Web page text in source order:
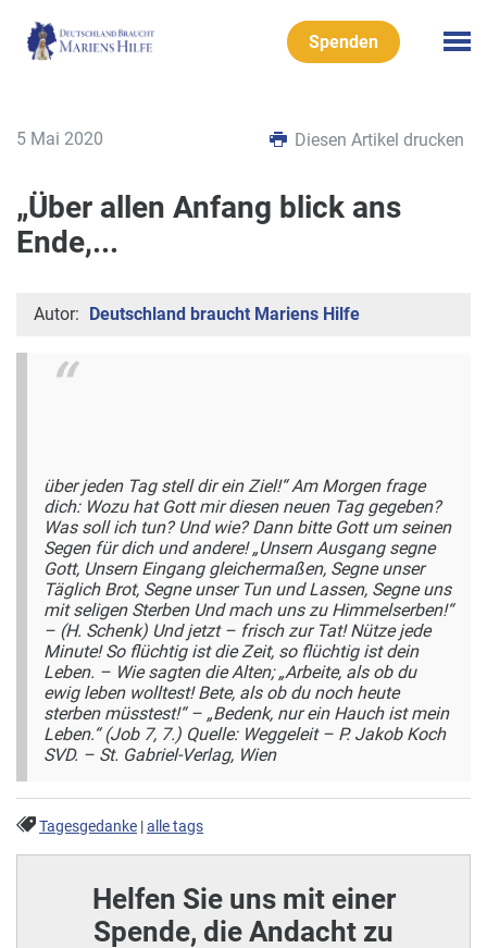
Spenden
5 Mai 2020 Diesen Artikel drucken
„Über allen Anfang blick ans
Ende,...
Autor: Deutschland braucht Mariens Hilfe
über jeden Tag stell dir ein Ziel!“ Am Morgen frage
dich: Wozu hat Gott mir diesen neuen Tag gegeben?
Was soll ich tun? Und wie? Dann bitte Gott um seinen
Segen für dich und andere! „Unsern Ausgang segne
Gott, Unsern Eingang gleichermaßen, Segne unser
Täglich Brot, Segne unser Tun und Lassen, Segne uns
mit seligen Sterben Und mach uns zu Himmelserben!“
– (H. Schenk) Und jetzt – frisch zur Tat! Nütze jede
Minute! So flüchtig ist die Zeit, so flüchtig ist dein
Leben. – Wie sagten die Alten;„Arbeite, als ob du
ewig leben wolltest! Bete, als ob du noch heute
sterben müsstest!“ – „Bedenk, nur ein Hauch ist mein
Leben.“ (Job 7, 7.) Quelle: Weggeleit – P. Jakob Koch
SVD. – St. Gabriel-Verlag, Wien
Tagesgedanke |alle tags
Helfen Sie uns mit einer
Spende, die Andacht zu